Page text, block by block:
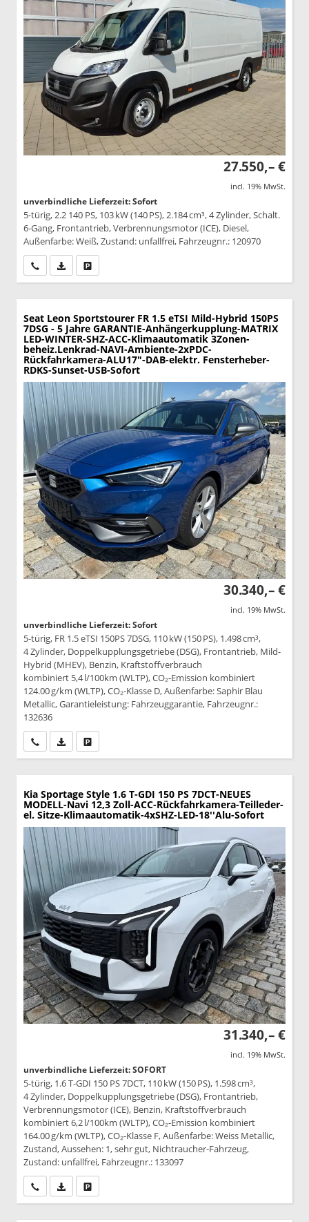
27.550,– €
incl. 19% MwSt.
unverbindliche Lieferzeit: Sofort
5-türig, 2.2 140 PS, 103 kW (140 PS), 2.184 cm³, 4 Zylinder, Schalt.
6-Gang, Frontantrieb, Verbrennungsmotor (ICE), Diesel,
Außenfarbe: Weiß, Zustand: unfallfrei, Fahrzeugnr.: 120970
Wir rufen Sie anPDF-Datei, Fahrzeugexposé drucken
Seat Leon Sportstourer FR 1.5 eTSI Mild-Hybrid 150PS
7DSG - 5 Jahre GARANTIE-Anhängerkupplung-MATRIX
LED-WINTER-SHZ-ACC-Klimaautomatik 3Zonen-
beheiz.Lenkrad-NAVI-Ambiente-2xPDC-
Rückfahrkamera-ALU17"-DAB-elektr. Fensterheber-
RDKS-Sunset-USB-Sofort
30.340,– €
incl. 19% MwSt.
unverbindliche Lieferzeit: Sofort
5-türig, FR 1.5 eTSI 150PS 7DSG, 110 kW (150 PS), 1.498 cm³,
4 Zylinder, Doppelkupplungsgetriebe (DSG), Frontantrieb, Mild-
Hybrid (MHEV), Benzin, Kraftstoffverbrauch
kombiniert 5,4 l/100km (WLTP), CO₂-Emission kombiniert
124.00 g/km (WLTP), CO₂-Klasse D, Außenfarbe: Saphir Blau
Metallic, Garantieleistung: Fahrzeuggarantie, Fahrzeugnr.:
132636
Wir rufen Sie anPDF-Datei, Fahrzeugexposé drucken
Kia Sportage Style 1.6 T-GDI 150 PS 7DCT-NEUES
MODELL-Navi 12,3 Zoll-ACC-Rückfahrkamera-Teilleder-
el. Sitze-Klimaautomatik-4xSHZ-LED-18''Alu-Sofort
31.340,– €
incl. 19% MwSt.
unverbindliche Lieferzeit: SOFORT
5-türig, 1.6 T-GDI 150 PS 7DCT, 110 kW (150 PS), 1.598 cm³,
4 Zylinder, Doppelkupplungsgetriebe (DSG), Frontantrieb,
Verbrennungsmotor (ICE), Benzin, Kraftstoffverbrauch
kombiniert 6,2 l/100km (WLTP), CO₂-Emission kombiniert
164.00 g/km (WLTP), CO₂-Klasse F, Außenfarbe: Weiss Metallic,
Zustand, Aussehen: 1, sehr gut, Nichtraucher-Fahrzeug,
Zustand: unfallfrei, Fahrzeugnr.: 133097
Wir rufen Sie anPDF-Datei, Fahrzeugexposé drucken